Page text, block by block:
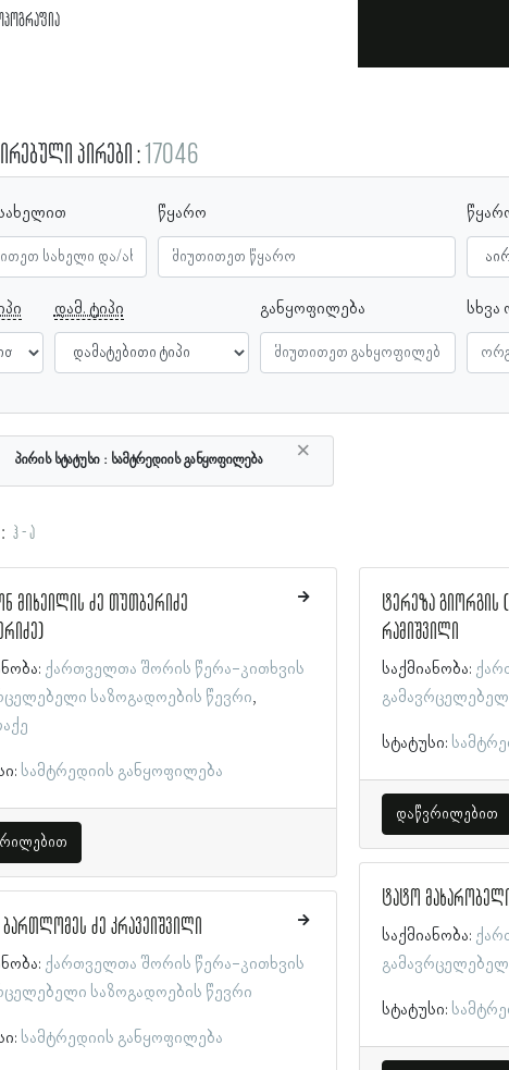
პირები 17046
წყარო
დამ. ტიპი განყოფილება სხვა
×
პირის სტატუსი სამტრედიის განყოფილება
ჰ - ა
მიხეილის ძე თუთბერიძე
ქართველთა შორის წერა-კითხვის
საზოგადოების წევრი
სამტრედიის განყოფილება
ბართლომეს ძე კრავეიშვილი
ქართველთა შორის წერა-კითხვის
საზოგადოების წევრი
სამტრედიის განყოფილება
ტერეზა გიორგის
რამიშვილი
საქმიანობა:
სტატუსი:
დაწვრილებით
ტატო
საქმიანობა:
სტატუსი: